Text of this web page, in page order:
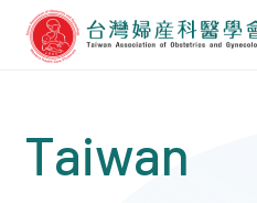
Taiwan